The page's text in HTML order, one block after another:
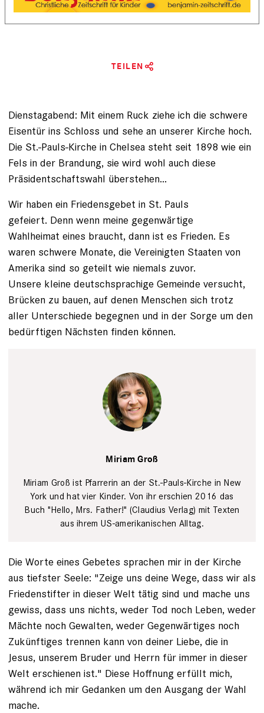
TEILEN
Dienstagabend: Mit einem Ruck ziehe ich die schwere
Eisentür ins Schloss und sehe an unserer Kirche hoch.
Die St.-Pauls-Kirche in Chelsea steht seit 1898 wie ein
Fels in der Brandung, sie wird wohl auch diese
Präsidentschaftswahl überstehen...
Wir haben ein Friedensgebet in St. Pauls
gefeiert. Denn wenn meine gegenwärtige
Wahlheimat eines braucht, dann ist es Frieden. Es
waren schwere Monate, die Vereinigten Staaten von
Amerika sind so geteilt wie niemals zuvor.
Unsere kleine deutschsprachige Gemeinde versucht,
Brücken zu bauen, auf denen Menschen sich trotz
aller Unterschiede begegnen und in der Sorge um den
bedürftigen Nächsten finden können.
Miriam Groß
Miriam Groß ist Pfarrerin an der St.-Pauls-Kirche in New
York und hat vier Kinder. Von ihr erschien 2016 das
Buch "Hello, Mrs. Father!" (Claudius Verlag) mit Texten
aus ihrem US-amerikanischen Alltag.
Die Worte eines Gebetes sprachen mir in der Kirche
aus tiefster Seele: "Zeige uns deine Wege, dass wir als
Friedenstifter in dieser Welt tätig sind und mache uns
gewiss, dass uns nichts, weder Tod noch Leben, weder
Mächte noch Gewalten, weder Gegenwärtiges noch
Zukünftiges trennen kann von deiner Liebe, die in
Jesus, unserem Bruder und Herrn für immer in dieser
Welt erschienen ist." Diese Hoffnung erfüllt mich,
während ich mir Gedanken um den Ausgang der Wahl
mache.